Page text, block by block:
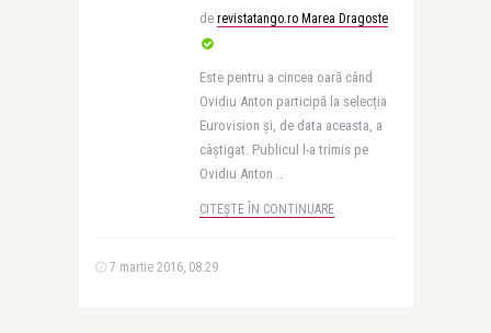
de revistatango.ro Marea Dragoste
Este pentru a cincea oară când
Ovidiu Anton participă la selecția
Eurovision și, de data aceasta, a
câștigat. Publicul l-a trimis pe
Ovidiu Anton ..
CITEȘTE ÎN CONTINUARE
7 martie 2016, 08:29